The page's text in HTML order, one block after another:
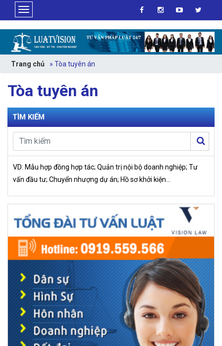
Trang chủ » Tòa tuyên án
Tòa tuyên án
TÌM KIẾM
VD: Mẫu hợp đồng hợp tác; Quản trị nội bộ doanh nghiệp; Tư
vấn đầu tư; Chuyển nhượng dự án; Hồ sơ khởi kiện…